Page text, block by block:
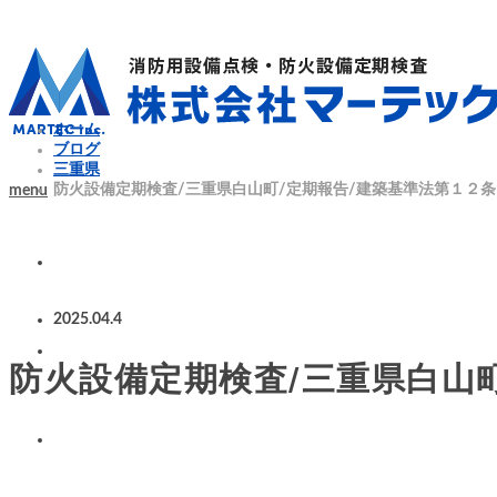
menu
ホーム
ブログ
三重県
防火設備定期検査/三重県白山町/定期報告/建築基準法第１２
2025.04.4
防火設備定期検査/三重県白